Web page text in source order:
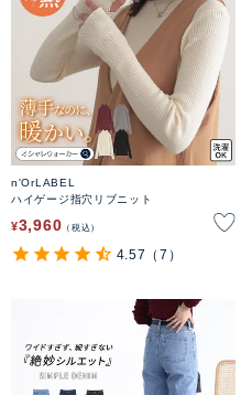
n'OrLABEL
ハイゲージ指穴リブニット
¥3,960 税込
4.57 （7）